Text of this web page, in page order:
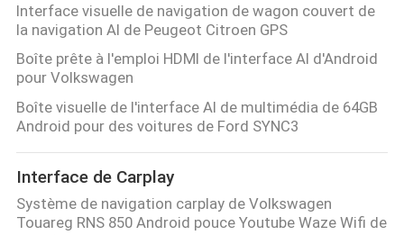
Interface visuelle de navigation de wagon couvert de
la navigation AI de Peugeot Citroen GPS
Boîte prête à l'emploi HDMI de l'interface AI d'Android
pour Volkswagen
Boîte visuelle de l'interface AI de multimédia de 64GB
Android pour des voitures de Ford SYNC3
Interface de Carplay
Système de navigation carplay de Volkswagen
Touareg RNS 850 Android pouce Youtube Waze Wifi de